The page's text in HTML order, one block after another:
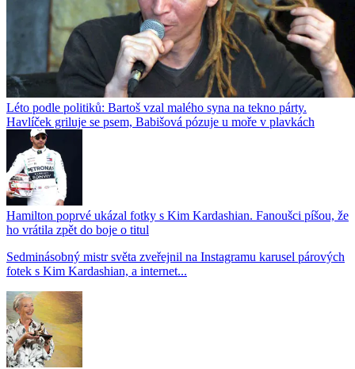
Léto podle politiků: Bartoš vzal malého syna na tekno párty.
Havlíček griluje se psem, Babišová pózuje u moře v plavkách
Hamilton poprvé ukázal fotky s Kim Kardashian. Fanoušci píšou, že
ho vrátila zpět do boje o titul
Sedminásobný mistr světa zveřejnil na Instagramu karusel párových
fotek s Kim Kardashian, a internet...